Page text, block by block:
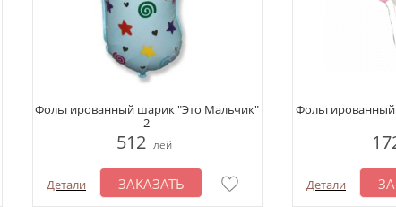
Фольгированный шарик "Это Мальчик"
2
512 лей
Детали ЗАКАЗАТЬ Детали